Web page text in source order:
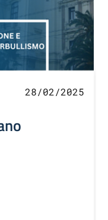
28/02/2025